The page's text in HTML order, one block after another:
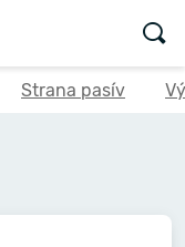
Strana pasív